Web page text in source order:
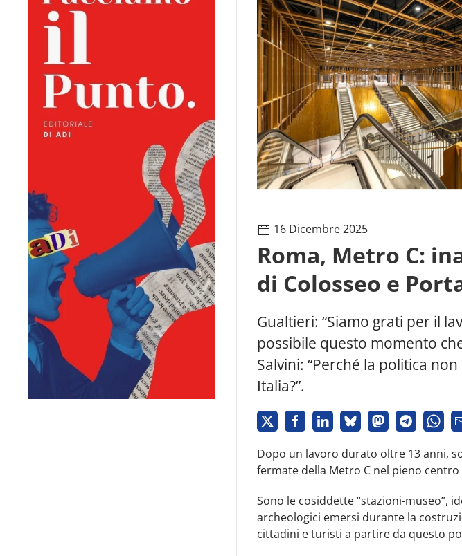
16 Dicembre 2025
Roma, Metro C:
di Colosseo e
Gualtieri: “Siamo grati per il
possibile questo momento
Salvini: “Perché la politica
Italia?”.
Dopo un lavoro durato oltre 13 anni,
fermate della Metro C nel pieno
Sono le cosiddette “stazioni-museo”,
archeologici emersi durante la
cittadini e turisti a partire da questo